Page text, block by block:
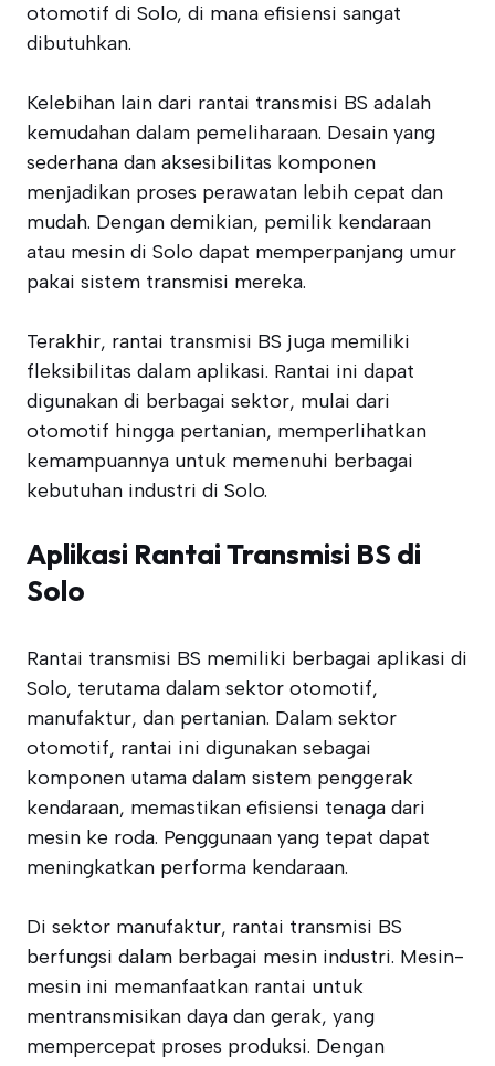
otomotif di Solo, di mana efisiensi sangat
dibutuhkan.
Kelebihan lain dari rantai transmisi BS adalah
kemudahan dalam pemeliharaan. Desain yang
sederhana dan aksesibilitas komponen
menjadikan proses perawatan lebih cepat dan
mudah. Dengan demikian, pemilik kendaraan
atau mesin di Solo dapat memperpanjang umur
pakai sistem transmisi mereka.
Terakhir, rantai transmisi BS juga memiliki
fleksibilitas dalam aplikasi. Rantai ini dapat
digunakan di berbagai sektor, mulai dari
otomotif hingga pertanian, memperlihatkan
kemampuannya untuk memenuhi berbagai
kebutuhan industri di Solo.
Aplikasi Rantai Transmisi BS di
Solo
Rantai transmisi BS memiliki berbagai aplikasi di
Solo, terutama dalam sektor otomotif,
manufaktur, dan pertanian. Dalam sektor
otomotif, rantai ini digunakan sebagai
komponen utama dalam sistem penggerak
kendaraan, memastikan efisiensi tenaga dari
mesin ke roda. Penggunaan yang tepat dapat
meningkatkan performa kendaraan.
Di sektor manufaktur, rantai transmisi BS
berfungsi dalam berbagai mesin industri. Mesin-
mesin ini memanfaatkan rantai untuk
mentransmisikan daya dan gerak, yang
mempercepat proses produksi. Dengan